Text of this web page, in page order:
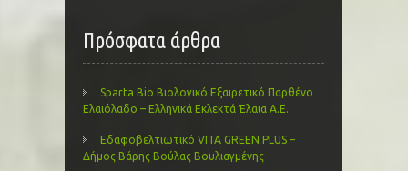
Πρόσφατα άρθρα
Sparta Bio Βιολογικό Εξαιρετικό Παρθένο
Ελαιόλαδο – Ελληνικά Εκλεκτά Έλαια Α.Ε.
Εδαφοβελτιωτικό VITA GREEN PLUS –
Δήμος Βάρης Βούλας Βουλιαγμένης